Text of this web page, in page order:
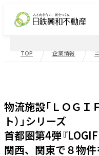
企業情報
企業情報
企業理念
沿革
事業紹介
TOP 企業情報
物流施設「ＬＯＧＩ
ト）」シリーズ
首都圏第4弾『
関西、関東で８物